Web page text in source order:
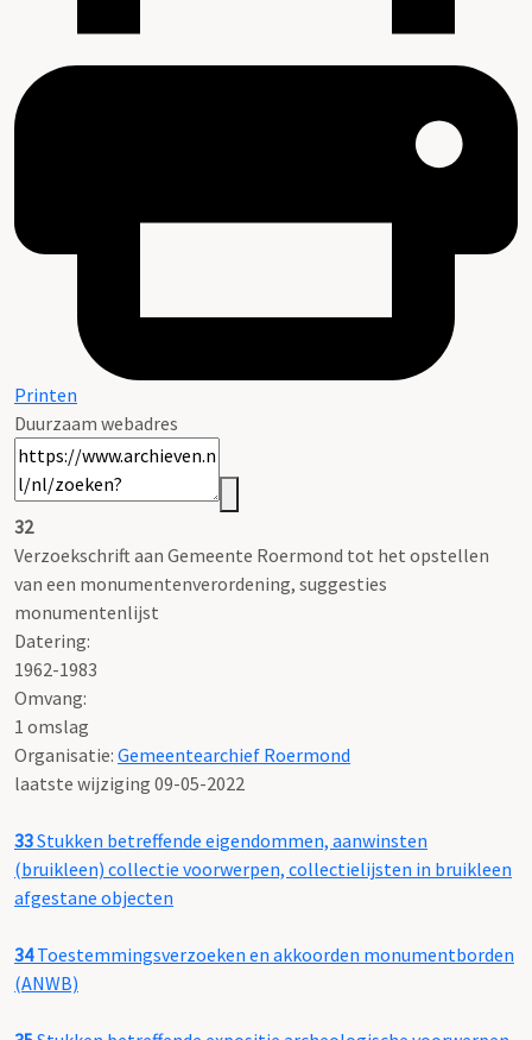
Printen
Duurzaam webadres
32
Verzoekschrift aan Gemeente Roermond tot het opstellen
van een monumentenverordening, suggesties
monumentenlijst
Datering:
1962-1983
Omvang:
1 omslag
Organisatie: Gemeentearchief Roermond
laatste wijziging 09-05-2022
33Stukken betreffende eigendommen, aanwinsten
(bruikleen) collectie voorwerpen, collectielijsten in bruikleen
afgestane objecten
34Toestemmingsverzoeken en akkoorden monumentborden
(ANWB)